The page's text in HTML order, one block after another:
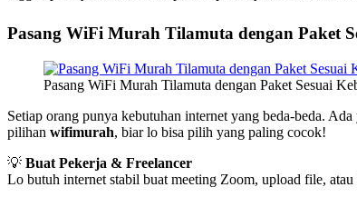
Pasang WiFi Murah Tilamuta dengan Paket
Pasang WiFi Murah Tilamuta dengan Paket Sesuai
Setiap orang punya kebutuhan internet yang beda-beda.
pilihan wifimurah, biar lo bisa pilih yang paling cocok!
💡 Buat Pekerja & Freelancer
Lo butuh internet stabil buat meeting Zoom, upload file, atau